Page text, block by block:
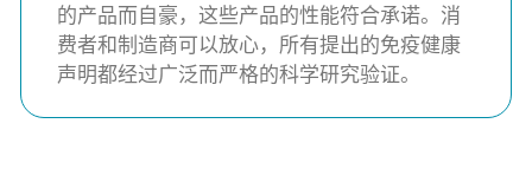
的产品而自豪，这些产品的性能符合承诺。消
费者和制造商可以放心，所有提出的免疫健康
声明都经过广泛而严格的科学研究验证。